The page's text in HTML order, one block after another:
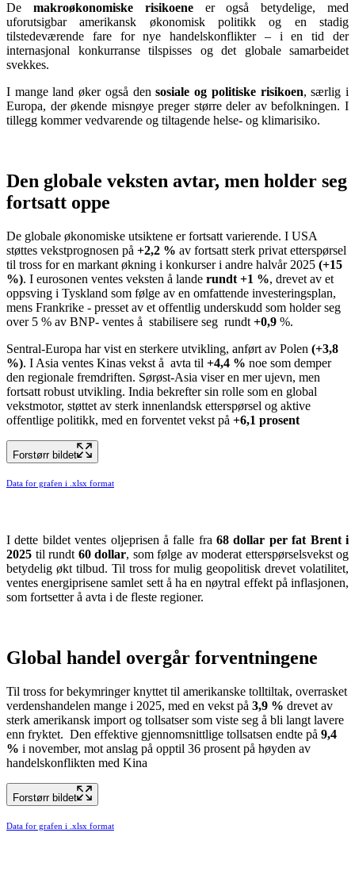
De makroøkonomiske risikoeneer også betydelige, med
uforutsigbar amerikansk økonomisk politikk og en stadig
tilstedeværende fare for nye handelskonflikter – i en tid der
internasjonal konkurranse tilspisses og det globale samarbeidet
svekkes.
I mange land øker også densosiale og politiske risikoen, særlig i
Europa, der økende misnøye preger større deler av befolkningen. I
tillegg kommer vedvarende og tiltagende helse‑ og klimarisiko.
Den globale veksten avtar, men holder seg
fortsatt oppe
De globale økonomiske utsiktene er fortsatt varierende. I USA
støttes vekstprognosen på +2,2 % av fortsatt sterk privat etterspørsel
til tross for en markant økning i konkurser i andre halvår 2025 (+15
%). I eurosonen ventes veksten å lande rundt +1 %, drevet av et
oppsving i Tyskland som følge av en omfattende investeringsplan,
mens Frankrike - presset av et offentlig underskudd som holder seg
over 5 % av BNP- ventes å stabilisere seg rundt +0,9 %.
Sentral-Europa har vist en sterkere utvikling, anført av Polen (+3,8
%). I Asia ventes Kinas vekst å avta til +4,4 % noe som demper
den regionale fremdriften. Sørøst‑Asia viser en mer ujevn, men
fortsatt robust utvikling. India bekrefter sin rolle som en global
vekstmotor, støttet av sterk innenlandsk etterspørsel og aktive
offentlige politikk, med en forventet vekst på +6,1 prosent
Forstørr bildet
Data for grafen i .xlsx format
I dette bildet ventes oljeprisen å falle fra68 dollar per fat Brent i
2025 til rundt 60 dollar, som følge av moderat etterspørselsvekst og
betydelig økt tilbud. Til tross for mulig geopolitisk drevet volatilitet,
ventes energiprisene samlet sett å ha en nøytral effekt på inflasjonen,
som fortsetter å avta i de fleste regioner.
Global handel overgår forventningene
Til tross for bekymringer knyttet til amerikanske tolltiltak, overrasket
verdenshandelen mange i 2025, med en vekst på 3,9 % drevet av
sterk amerikansk import og tollsatser som viste seg å bli langt lavere
enn fryktet. Den effektive gjennomsnittlige tollsatsen endte på 9,4
% i november, mot anslag på opptil 36 prosent på høyden av
handelskonflikten med Kina
Forstørr bildet
Data for grafen i .xlsx format